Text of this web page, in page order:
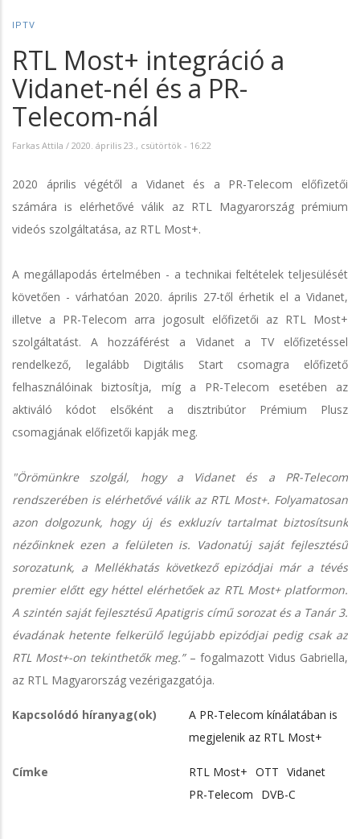
IPTV
RTL Most+ integráció a
Vidanet-nél és a PR-
Telecom-nál
Farkas Attila / 2020. április 23., csütörtök - 16:22
2020 április végétől a Vidanet és a PR-Telecom előfizetői
számára is elérhetővé válik az RTL Magyarország prémium
videós szolgáltatása, az RTL Most+.
A megállapodás értelmében - a technikai feltételek teljesülését
követően - várhatóan 2020. április 27-től érhetik el a Vidanet,
illetve a PR-Telecom arra jogosult előfizetői az RTL Most+
szolgáltatást. A hozzáférést a Vidanet a TV előfizetéssel
rendelkező, legalább Digitális Start csomagra előfizető
felhasználóinak biztosítja, míg a PR-Telecom esetében az
aktiváló kódot elsőként a disztribútor Prémium Plusz
csomagjának előfizetői kapják meg.
"Örömünkre szolgál, hogy a Vidanet és a PR-Telecom
rendszerében is elérhetővé válik az RTL Most+. Folyamatosan
azon dolgozunk, hogy új és exkluzív tartalmat biztosítsunk
nézőinknek ezen a felületen is. Vadonatúj saját fejlesztésű
sorozatunk, a Mellékhatás következő epizódjai már a tévés
premier előtt egy héttel elérhetőek az RTL Most+ platformon.
A szintén saját fejlesztésű Apatigris című sorozat és a Tanár 3.
évadának hetente felkerülő legújabb epizódjai pedig csak az
RTL Most+-on tekinthetők meg.”– fogalmazott Vidus Gabriella,
az RTL Magyarország vezérigazgatója.
Kapcsolódó híranyag(ok)
A PR-Telecom kínálatában is
megjelenik az RTL Most+
Címke RTL Most+ OTT Vidanet
PR-Telecom
DVB-C